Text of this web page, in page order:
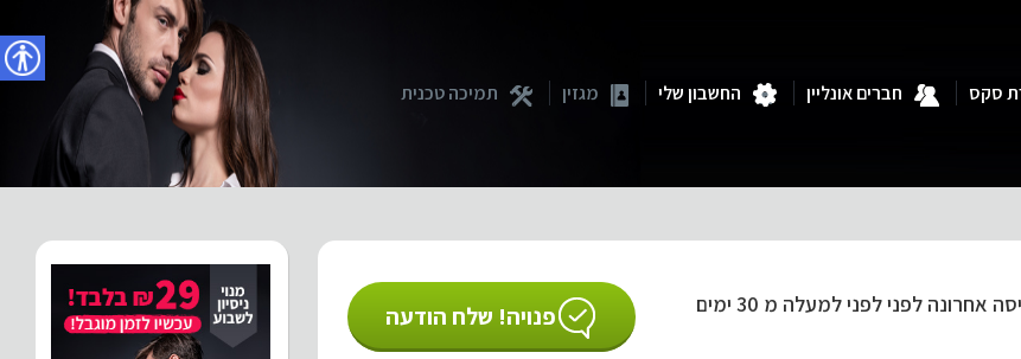
סקס חברים אונליין החשבון שלי מגזין תמיכה טכנית
פנויה! שלח הודעה
אחרונה לפני לפני למעלה מ 30 ימים